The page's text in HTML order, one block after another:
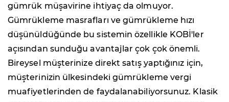
gümrük müşavirine ihtiyaç da olmuyor.
Gümrükleme masrafları ve gümrükleme hızı
düşünüldüğünde bu sistemin özellikle KOBİ'ler
açısından sunduğu avantajlar çok çok önemli.
Bireysel müşterinize direkt satış yaptığınız için,
müşterinizin ülkesindeki gümrükleme vergi
muafiyetlerinden de faydalanabiliyorsunuz. Klasik